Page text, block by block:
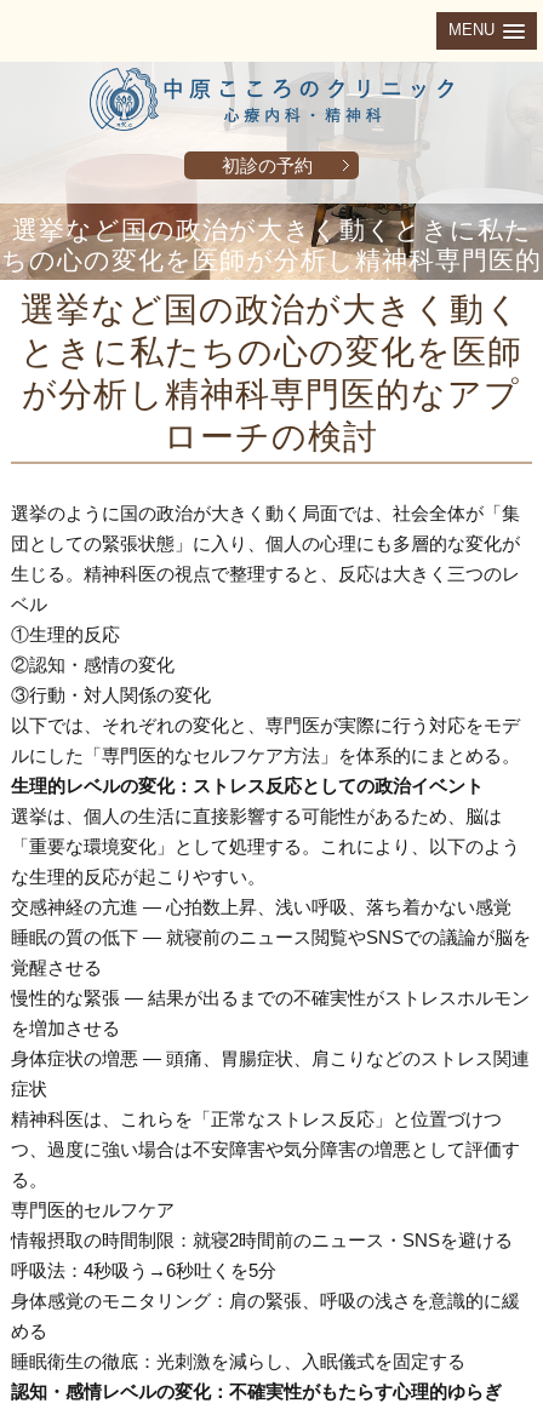
MENU
初診の予約
選挙など国の政治が大きく動くときに私た
ちの心の変化を医師が分析し精神科専門医的
なアプローチの検討
選挙など国の政治が大きく動く
ときに私たちの心の変化を医師
が分析し精神科専門医的なアプ
ローチの検討
選挙のように国の政治が大きく動く局面では、社会全体が「集
団としての緊張状態」に入り、個人の心理にも多層的な変化が
生じる。精神科医の視点で整理すると、反応は大きく三つのレ
ベル
①生理的反応
②認知・感情の変化
③行動・対人関係の変化
以下では、それぞれの変化と、専門医が実際に行う対応をモデ
ルにした「専門医的なセルフケア方法」を体系的にまとめる。
生理的レベルの変化：ストレス反応としての政治イベント
選挙は、個人の生活に直接影響する可能性があるため、脳は
「重要な環境変化」として処理する。これにより、以下のよう
な生理的反応が起こりやすい。
交感神経の亢進 — 心拍数上昇、浅い呼吸、落ち着かない感覚
睡眠の質の低下 — 就寝前のニュース閲覧やSNSでの議論が脳を
覚醒させる
慢性的な緊張 — 結果が出るまでの不確実性がストレスホルモン
を増加させる
身体症状の増悪 — 頭痛、胃腸症状、肩こりなどのストレス関連
症状
精神科医は、これらを「正常なストレス反応」と位置づけつ
つ、過度に強い場合は不安障害や気分障害の増悪として評価す
る。
専門医的セルフケア
情報摂取の時間制限：就寝2時間前のニュース・SNSを避ける
呼吸法：4秒吸う→6秒吐くを5分
身体感覚のモニタリング：肩の緊張、呼吸の浅さを意識的に緩
める
睡眠衛生の徹底：光刺激を減らし、入眠儀式を固定する
認知・感情レベルの変化：不確実性がもたらす心理的ゆらぎ